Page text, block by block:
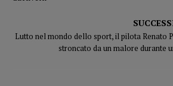
Lutto nel mondo dello sport, il pilota Renato
stroncato da un malore durante